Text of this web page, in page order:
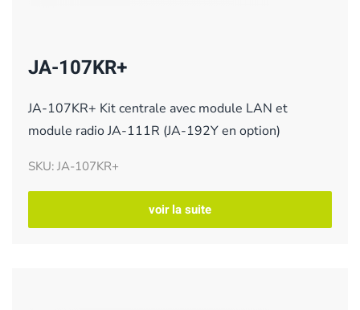
JA-107KR+
JA-107KR+ Kit centrale avec module LAN et
module radio JA-111R (JA-192Y en option)
SKU: JA-107KR+
voir la suite